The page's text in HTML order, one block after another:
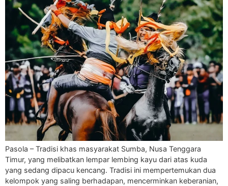
Pasola – Tradisi khas masyarakat Sumba, Nusa Tenggara
Timur, yang melibatkan lempar lembing kayu dari atas kuda
yang sedang dipacu kencang. Tradisi ini mempertemukan dua
kelompok yang saling berhadapan, mencerminkan keberanian,